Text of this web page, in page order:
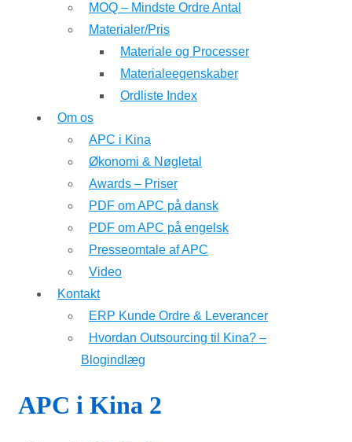
MOQ – Mindste Ordre Antal
Materialer/Pris
Materiale og Processer
Materialeegenskaber
Ordliste Index
Om os
APC i Kina
Økonomi & Nøgletal
Awards – Priser
PDF om APC på dansk
PDF om APC på engelsk
Presseomtale af APC
Video
Kontakt
ERP Kunde Ordre & Leverancer
Hvordan Outsourcing til Kina? –
Blogindlæg
APC i Kina 2